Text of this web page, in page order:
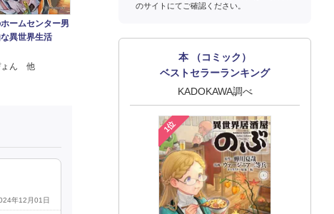
ームセンター男
異世界生活
ょん 他
年12月01日
のサイトにてご確認ください。
本 （コミック）
ベストセラーランキング
KADOKAWA調べ
1位